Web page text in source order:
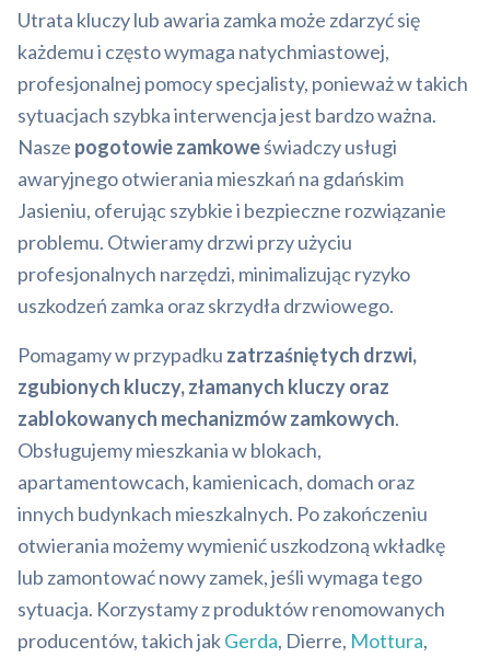
Utrata kluczy lub awaria zamka może zdarzyć się
każdemu i często wymaga natychmiastowej,
profesjonalnej pomocy specjalisty, ponieważ w takich
sytuacjach szybka interwencja jest bardzo ważna.
Nasze pogotowie zamkoweświadczy usługi
awaryjnego otwierania mieszkań na gdańskim
Jasieniu, oferując szybkie i bezpieczne rozwiązanie
problemu. Otwieramy drzwi przy użyciu
profesjonalnych narzędzi, minimalizując ryzyko
uszkodzeń zamka oraz skrzydła drzwiowego.
Pomagamy w przypadku zatrzaśniętych drzwi,
zgubionych kluczy, złamanych kluczy oraz
zablokowanych mechanizmów zamkowych.
Obsługujemy mieszkania w blokach,
apartamentowcach, kamienicach, domach oraz
innych budynkach mieszkalnych. Po zakończeniu
otwierania możemy wymienić uszkodzoną wkładkę
lub zamontować nowy zamek, jeśli wymaga tego
sytuacja. Korzystamy z produktów renomowanych
producentów, takich jakGerda, Dierre, Mottura,